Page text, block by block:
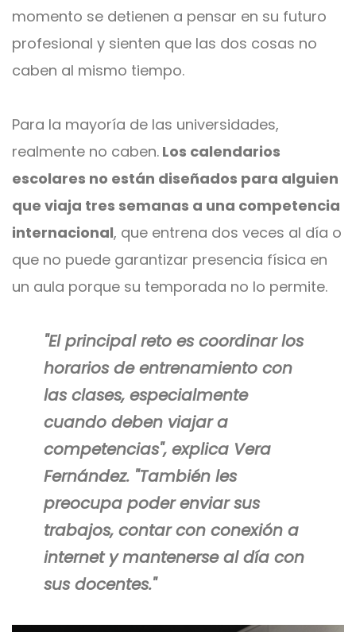
momento se detienen a pensar en su futuro
profesional y sienten que las dos cosas no
caben al mismo tiempo.
Para la mayoría de las universidades,
realmente no caben. Los calendarios
escolares no están diseñados para alguien
que viaja tres semanas a una competencia
internacional, que entrena dos veces al día o
que no puede garantizar presencia física en
un aula porque su temporada no lo permite.
"El principal reto es coordinar los
horarios de entrenamiento con
las clases, especialmente
cuando deben viajar a
competencias", explica Vera
Fernández. "También les
preocupa poder enviar sus
trabajos, contar con conexión a
internet y mantenerse al día con
sus docentes."